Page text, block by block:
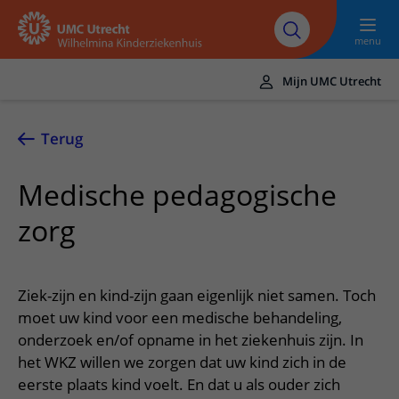
Naar hoofdinhoud
UMC
Utrecht
Research
Steun het
WKZ
menu
UMC Utrecht
Onze zorg
Ziektebeelden
Behandelingen
Specialismen
Poliklinieken
Voor patiënten
Uw kind voorbereiden
Mijn kind heeft een (dag)opname
Mijn kind ligt op de IC
Over ons
Samenwerking
Historie WKZ
Contact en route
Spoed
Adres en route
Meer UMC Utrecht
Mijn UMC Utrecht
Terug
Medische pedagogische
zorg
Ziek-zijn en kind-zijn gaan eigenlijk niet samen. Toch
moet uw kind voor een medische behandeling,
onderzoek en/of opname in het ziekenhuis zijn. In
het WKZ willen we zorgen dat uw kind zich in de
eerste plaats kind voelt. En dat u als ouder zich